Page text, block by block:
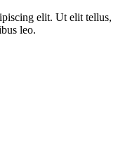
elit. Ut elit tellus,
leo.